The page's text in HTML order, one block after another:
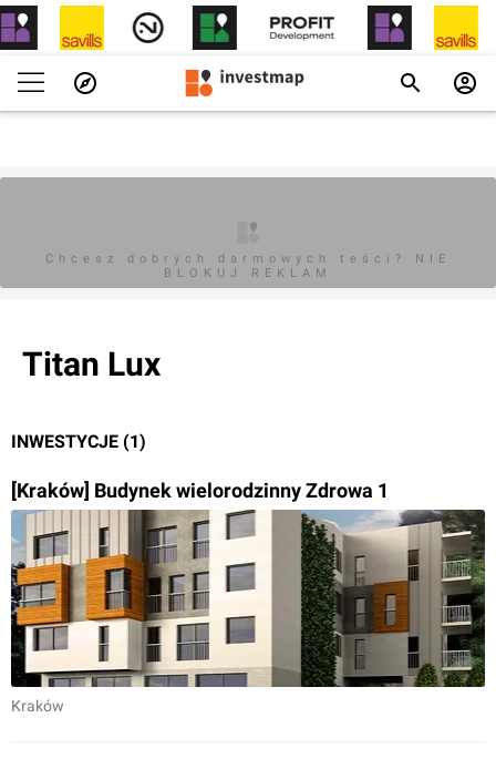
Chcesz dobrych darmowych teści? NIE
BLOKUJ REKLAM
Titan Lux
INWESTYCJE (1)
[Kraków] Budynek wielorodzinny Zdrowa 1
Kraków